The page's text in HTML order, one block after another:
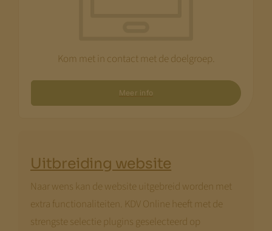
Kom met in contact met de doelgroep.
Meer info
Uitbreiding website
Naar wens kan de website uitgebreid worden met
extra functionaliteiten. KDV Online heeft met de
strengste selectie plugins geselecteerd op